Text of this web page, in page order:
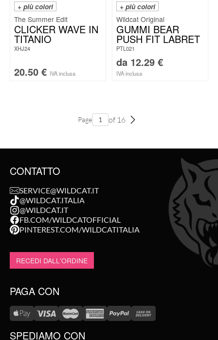
+ più colori
The Summer Edit
CLICKER WAVE IN
TITANIO
XHJ24
20.50 € IVA inclusa
+ più colori
Wildcat Original
GUMMI BEAR
PUSH FIT LABRET
PTL021
da 12.29 €
IVA inclusa
Page of 16
CONTATTO
SERVICE@WILDCAT.IT
@WILDCAT.ITALIA
@WILDCAT.IT
FB.COM/WILDCATOFFICIAL
PINTEREST.COM/WILDCATITALIA
RECEDI DALL'ORDINE
PAGA CON
SPEDIAMO CON